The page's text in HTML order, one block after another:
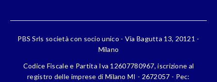
PBS Srls società con socio unico - Via Bagutta 13, 20121 -
Milano
Codice Fiscale e Partita Iva 12607780967, iscrizione al
registro delle imprese di Milano MI - 2672057 - Pec: